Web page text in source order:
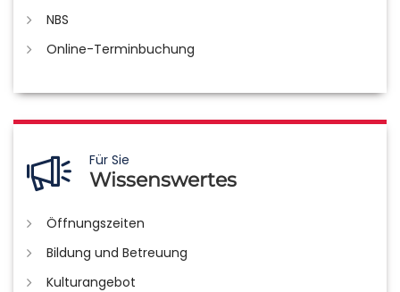
NBS
Online-Terminbuchung
Für Sie
Wissenswertes
Öffnungszeiten
Bildung und Betreuung
Kulturangebot